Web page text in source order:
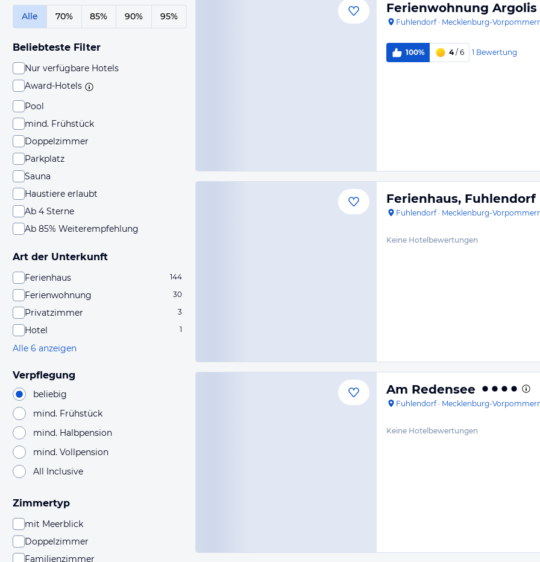
Alle 70% 85% 90% 95%
Beliebteste Filter
Nur verfügbare Hotels
Award-Hotels
Pool
mind. Frühstück
Doppelzimmer
Parkplatz
Sauna
Haustiere erlaubt
Ab 4 Sterne
Ab 85% Weiterempfehlung
Art der Unterkunft
Ferienhaus 144
Ferienwohnung 30
Privatzimmer 3
Hotel 1
Alle 6 anzeigen
Verpflegung
beliebig
mind. Frühstück
mind. Halbpension
mind. Vollpension
All Inclusive
Zimmertyp
mit Meerblick
Doppelzimmer
Familienzimmer
Ferienwohnung Argolis
Fuhlendorf· Mecklenburg-
100% 4/ 6 1 Bewertung
Ferienhaus, Fuhlendorf
Fuhlendorf· Mecklenburg-
Keine Hotelbewertungen
Am Redensee
Fuhlendorf· Mecklenburg-
Keine Hotelbewertungen